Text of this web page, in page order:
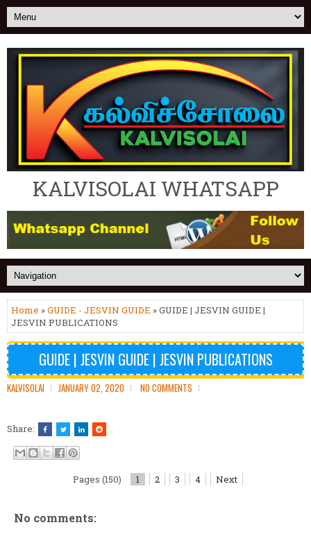
KALVISOLAI WHATSAPP
Home »GUIDE - JESVIN GUIDE » GUIDE | JESVIN GUIDE |
JESVIN PUBLICATIONS
GUIDE | JESVIN GUIDE | JESVIN PUBLICATIONS
KALVISOLAI JANUARY 02, 2020 NO COMMENTS
Share:
Pages (150) 1 2 3 4 Next
No comments: